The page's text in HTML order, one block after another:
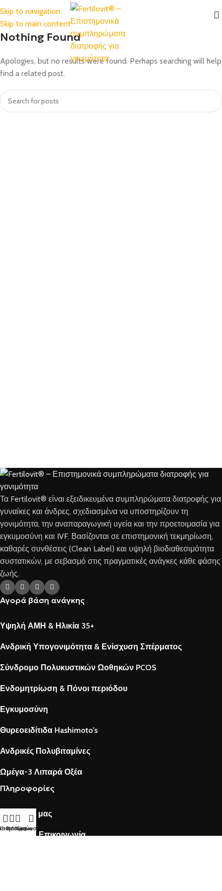
Skip to navigation
Skip to main content
Nothing Found
Apologies, but no results were found. Perhaps searching will help
find a related post.
Τα Fertilovit® είναι εξειδικευμένα συμπληρώματα διατροφής για
γυναίκες και άνδρες, σχεδιασμένα να υποστηρίζουν τη
γονιμότητα, την αναπαραγωγική υγεία και την προετοιμασία για
εγκυμοσύνη και IVF. Βασίζονται σε επιστημονική τεκμηρίωση,
καθαρές συνθέσεις (Clean Label) και υψηλή βιοδιαθεσιμότητα
συστατικών, με σεβασμό στις πραγματικές ανάγκες κάθε φάσης
ζωής.
Αγορά βάση ανάγκης
Υψηλή ΑΜΗ & Ηλικία 35+
Ανδρική Υπογονιμότητα & Ενίσχυση Σπέρματος
Σύνδρομο Πολυκυστικών Ωοθηκών PCOS
Ενδομητρίωση & Πόνοι περιόδου
Εγκυμοσύνη
Θυρεοειδίτιδα Hashimoto’s
Ανδρικές Πολυβιταμίνες
Ωμέγα-3 Λιπαρά Οξέα
Πληροφορίες
Γνωρίστε μας
Fertilovit® Επικοινωνία
επιθυμιών
Cart
Ο Λογαριασμός μου